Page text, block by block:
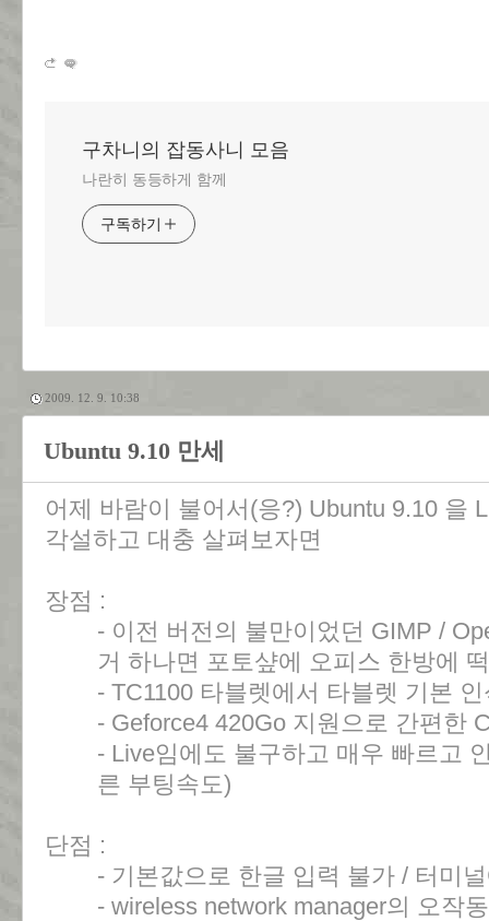
구차니의 잡동사니 모음
나란히 동등하게 함께
구독하기
2009. 12. 9. 10:38
Ubuntu 9.10 만세
어제 바람이 불어서(응?) Ubuntu 9.10 을
각설하고 대충 살펴보자면
장점 :
- 이전 버전의 불만이었던 GIMP /
거 하나면 포토샾에 오피스 한방에
- TC1100 타블렛에서 타블렛 기본
- Geforce4 420Go 지원으로 간편한
- Live임에도 불구하고 매우 빠르고
른 부팅속도)
단점 :
- 기본값으로 한글 입력 불가 / 터미
- wireless network manager의 오작동